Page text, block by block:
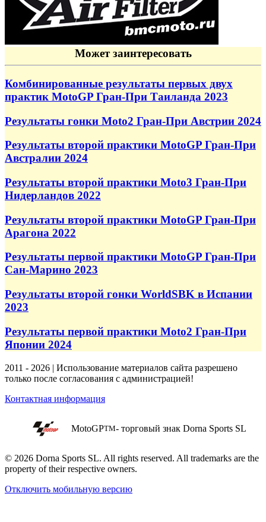
Может заинтересовать
Комбинированные результаты первых двух
практик MotoGP Гран-При Таиланда 2023
Результаты гонки Moto2 Гран-При Австрии 2024
Результаты второй практики MotoGP Гран-При
Австралии 2024
Результаты второй практики Moto3 Гран-При
Нидерландов 2022
Результаты второй практики MotoGP Гран-При
Арагона 2022
Результаты первой практики MotoGP Гран-При
Сан-Марино 2023
Результаты второй гонки WorldSBK в Испании
2023
Результаты первой практики Moto2 Гран-При
Японии 2024
2011 - 2026 | Использование материалов сайта разрешено
только после согласования с администрацией!
Контактная информация
MotoGPTM- торговый знак Dorna Sports SL
© 2026 Dorna Sports SL. All rights reserved. All trademarks are the
property of their respective owners.
Отключить мобильную версию